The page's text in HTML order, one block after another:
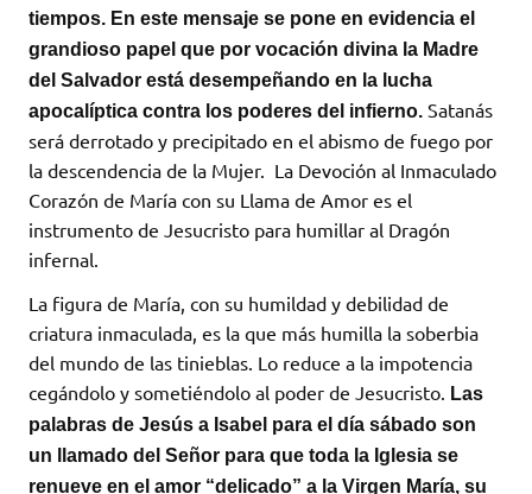
tiempos. En este mensaje se pone en evidencia el
grandioso papel que por vocación divina la Madre
del Salvador está desempeñando en la lucha
apocalíptica contra los poderes del infierno. Satanás
será derrotado y precipitado en el abismo de fuego por
la descendencia de la Mujer. La Devoción al Inmaculado
Corazón de María con su Llama de Amor es el
instrumento de Jesucristo para humillar al Dragón
infernal.
La figura de María, con su humildad y debilidad de
criatura inmaculada, es la que más humilla la soberbia
del mundo de las tinieblas. Lo reduce a la impotencia
cegándolo y sometiéndolo al poder de Jesucristo. Las
palabras de Jesús a Isabel para el día sábado son
un llamado del Señor para que toda la Iglesia se
renueve en el amor “delicado” a la Virgen María, su